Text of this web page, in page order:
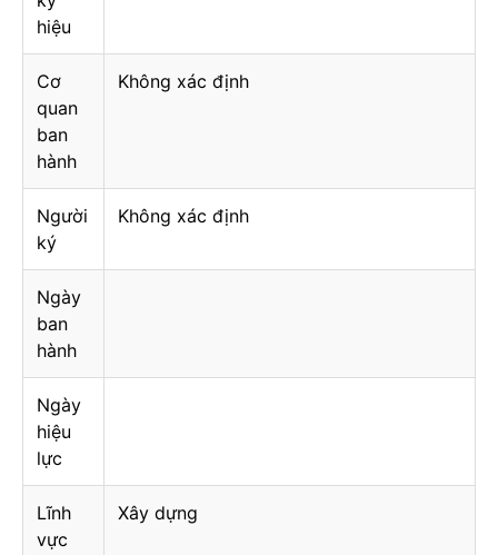
hiệu
Cơ
quan
ban
hành
Không xác định
Người
ký
Không xác định
Ngày
ban
hành
Ngày
hiệu
lực
Lĩnh
vực
Xây dựng